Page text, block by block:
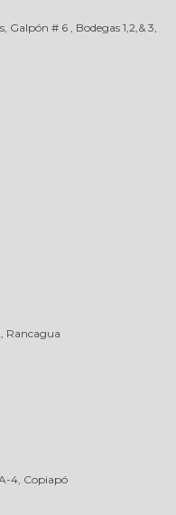
Galpón # 6 , Bodegas 1,2,& 3,
Rancagua
4, Copiapó